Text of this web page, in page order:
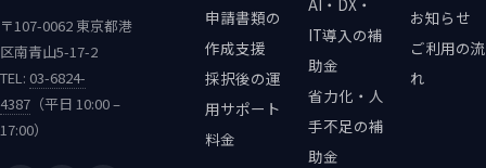
〒107-0062 東京都港
区南青山5-17-2
TEL: 03-6824-
4387 （平日 10:00 –
17:00）
申請書類の
作成支援
採択後の運
用サポート
料金
IT導入の補
助金
省力化・人
手不足の補
助金
お知らせ
ご利用の流
れ